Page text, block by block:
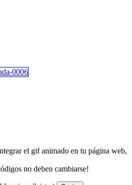
el gif animado en tu página web,
no deben cambiarse!